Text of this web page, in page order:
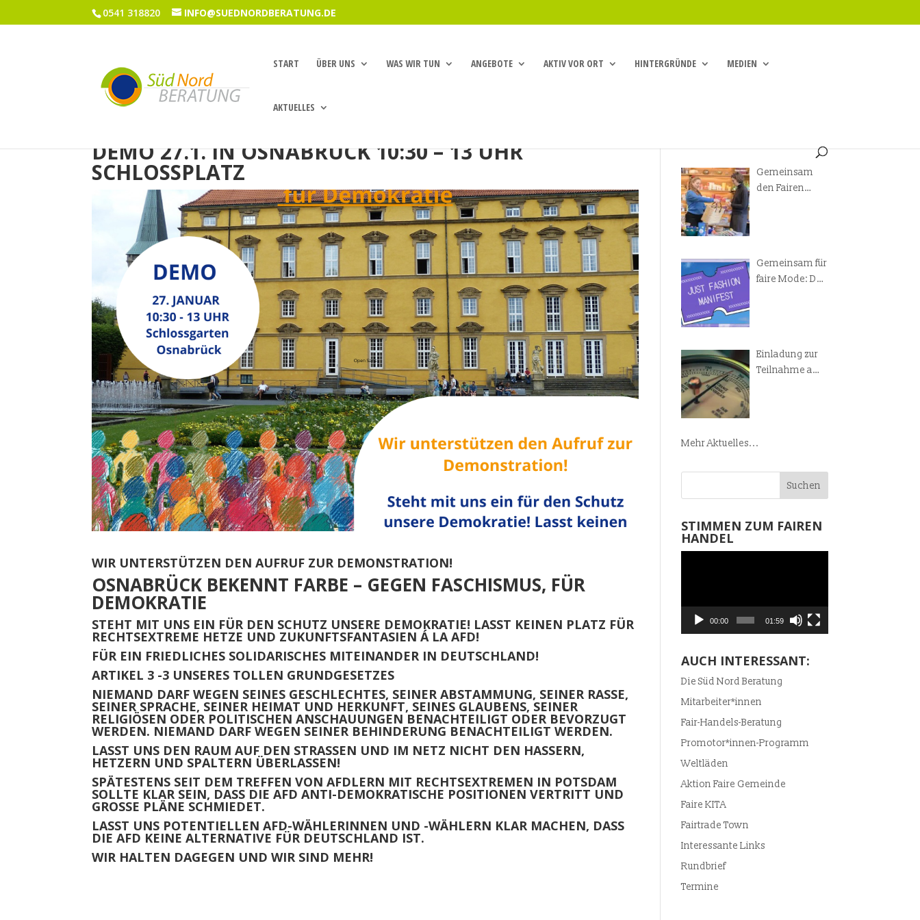
0541 318820 INFO@SUEDNORDBERATUNG.DE
START ÜBER UNS WAS WIR TUN ANGEBOTE AKTIV VOR ORT HINTERGRÜNDE MEDIEN
AKTUELLES
DEMO 27.1. IN OSNABRÜCK 10:30 – 13 UHR
SCHLOSSPLATZ
WIR UNTERSTÜTZEN DEN AUFRUF ZUR DEMONSTRATION!
OSNABRÜCK BEKENNT FARBE – GEGEN FASCHISMUS, FÜR
DEMOKRATIE
STEHT MIT UNS EIN FÜR DEN SCHUTZ UNSERE DEMOKRATIE! LASST KEINEN PLATZ FÜR
RECHTSEXTREME HETZE UND ZUKUNFTSFANTASIEN Á LA AFD!
FÜR EIN FRIEDLICHES SOLIDARISCHES MITEINANDER IN DEUTSCHLAND!
ARTIKEL 3 -3 UNSERES TOLLEN GRUNDGESETZES
NIEMAND DARF WEGEN SEINES GESCHLECHTES, SEINER ABSTAMMUNG, SEINER RASSE,
SEINER SPRACHE, SEINER HEIMAT UND HERKUNFT, SEINES GLAUBENS, SEINER
RELIGIÖSEN ODER POLITISCHEN ANSCHAUUNGEN BENACHTEILIGT ODER BEVORZUGT
WERDEN. NIEMAND DARF WEGEN SEINER BEHINDERUNG BENACHTEILIGT WERDEN.
LASST UNS DEN RAUM AUF DEN STRASSEN UND IM NETZ NICHT DEN HASSERN, H
ETZERN UND SPALTERN ÜBERLASSEN!
SPÄTESTENS SEIT DEM TREFFEN VON AFDLERN MIT RECHTSEXTREMEN IN POTSDAM
SOLLTE KLAR SEIN, DASS DIE AFD ANTI-DEMOKRATISCHE POSITIONEN VERTRITT UND
GROSSE PLÄNE SCHMIEDET.
LASST UNS POTENTIELLEN AFD-WÄHLERINNEN UND -WÄHLERN KLAR MACHEN, DASS
DIE AFD KEINE ALTERNATIVE FÜR DEUTSCHLAND IST.
WIR HALTEN DAGEGEN UND WIR SIND MEHR!
Gemeinsam
den Fairen
Gemeinsam für
faire Mode: Das
Einladung zur
Teilnahme am
Mehr Aktuelles...
STIMMEN ZUM FAIREN
HANDEL
00:00 01:59
AUCH INTERESSANT:
Die Süd Nord Beratung
Mitarbeiter*innen
Fair-Handels-Beratung
Promotor*innen-Programm
Weltläden
Aktion Faire Gemeinde
Faire KITA
Fairtrade Town
Interessante Links
Rundbrief
Termine